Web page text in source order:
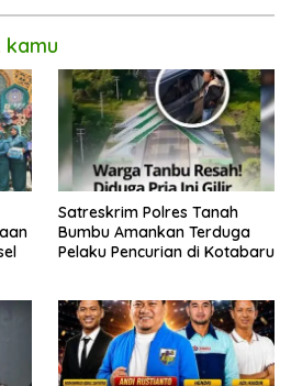
kamu
Satreskrim Polres Tanah
Bumbu Amankan Terduga
Pelaku Pencurian di Kotabaru